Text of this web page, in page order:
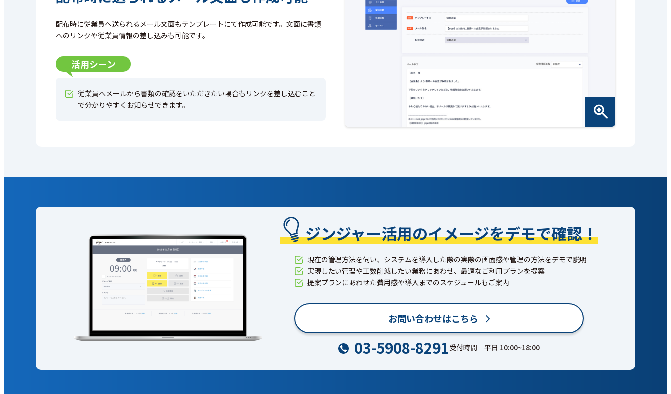
配布時に従業員へ送られるメール文面もテンプレートにて作成可能です。文面に書類
へのリンクや従業員情報の差し込みも可能です。
活用シーン
従業員へメールから書類の確認をいただきたい場合もリンクを差し込むこと
で分かりやすくお知らせできます。
ジンジャー活用のイメージをデモで確認！
現在の管理方法を伺い、システムを導入した際の実際の画面感や管理の方法をデモで説明
実現したい管理や工数削減したい業務にあわせ、最適なご利用プランを提案
提案プランにあわせた費用感や導入までのスケジュールもご案内
お問い合わせはこちら
03-5908-8291受付時間 平日 10:00~18:00